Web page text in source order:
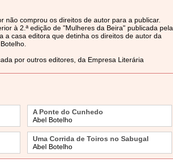
não comprou os direitos de autor para a publicar.
à 2.ª edição de "Mulheres da Beira" publicada pela
a casa editora que detinha os direitos de autor da
por outros editores, da Empresa Literária
A Ponte do Cunhedo
Abel Botelho
Uma Corrida de Toiros no Sabugal
Abel Botelho